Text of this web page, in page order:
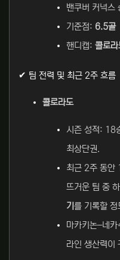
밴쿠버 커넉스
기준점: 6.5골
핸디캡: 콜로
✔ 팀 전력 및 최근 2주 흐름
콜로라도
시즌 성적: 18
최상단권.
최근 2주 동안
뜨거운 팀 중
기 를 기록할 정
마카키논–네
라인 생산력이